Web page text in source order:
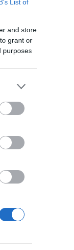
List of
and store
grant or
purposes
1 min read